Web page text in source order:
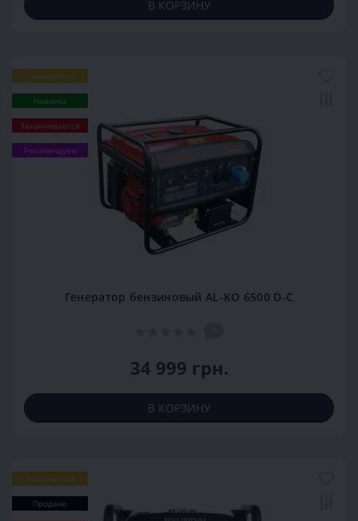
В КОРЗИНУ
Популярный
Новинка
Заканчивается
Рекомендуем
Генератор бензиновый AL-KO 6500 D-C
34 999 грн.
В КОРЗИНУ
Популярный
Продано